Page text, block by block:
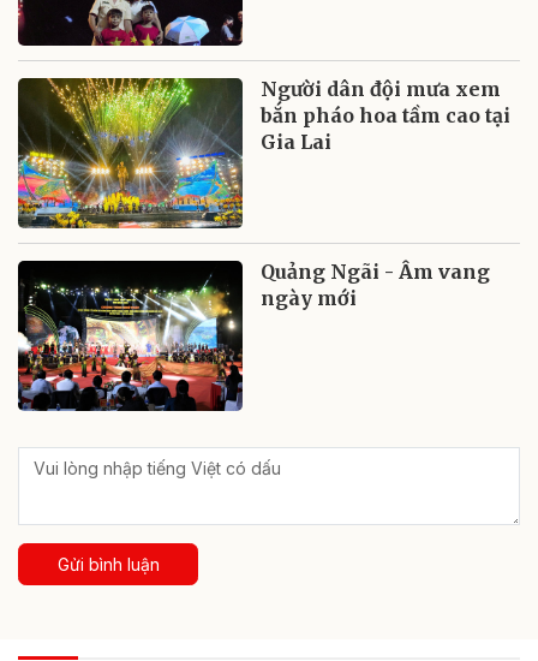
Người dân đội mưa xem
bắn pháo hoa tầm cao tại
Gia Lai
Quảng Ngãi - Âm vang
ngày mới
Gửi bình luận